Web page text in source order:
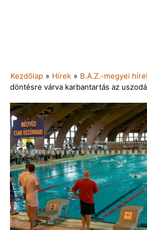
Kezdőlap » Hírek » B.A.Z.-megyei
döntésre várva karbantartás az